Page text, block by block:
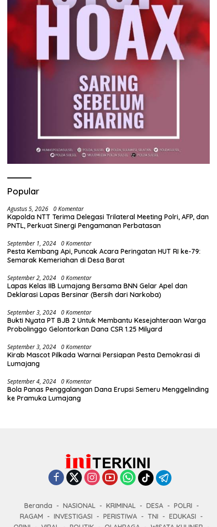
Popular
Agustus 5, 2026 0 Komentar
Kapolda NTT Terima Delegasi Trilateral Meeting Polri, AFP, dan
PNTL, Perkuat Sinergi Pengamanan Perbatasan
September 1, 2024 0 Komentar
Pesta Kembang Api, Puncak Acara Peringatan HUT RI ke-79:
Semarak Kemeriahan di Desa Barat
September 2, 2024 0 Komentar
Lapas Kelas IIB Lumajang Bersama BNN Gelar Apel dan
Deklarasi Lapas Bersinar (Bersih dari Narkoba)
September 3, 2024 0 Komentar
Bukti Nyata PT BJB 2 Untuk Membantu Kesejahteraan Warga
Probolinggo Gelontorkan Dana CSR 1.25 Milyard
September 3, 2024 0 Komentar
Kirab Mascot Pilkada Warnai Persiapan Pesta Demokrasi di
Lumajang
September 4, 2024 0 Komentar
Bola Panas Penggalangan Dana Erupsi Semeru Menggelinding
ke Pramuka Lumajang
Beranda NASIONAL KRIMINAL DESA
POLRI
RAGAM
INVESTIGASI PERISTIWA TNI
EDUKASI